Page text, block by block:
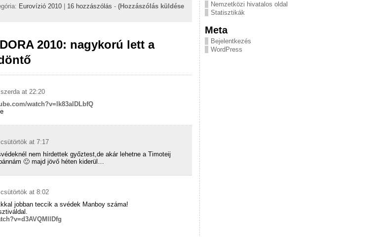
Eurovízió 2010 16 hozzászólás - (Hozzászólás küldése
2010: nagykorú lett a
at 22:20
watch?v=lk83alDLbfQ
at 7:17
nem hírdettek győztest,de akár lehetne a Timoteij
🙂 majd jövő héten kiderül…
at 8:02
jobban teccik a svédek Manboy száma!
Nemzetközi hivatalos oldal
Statisztikák
Meta
Bejelentkezés
WordPress